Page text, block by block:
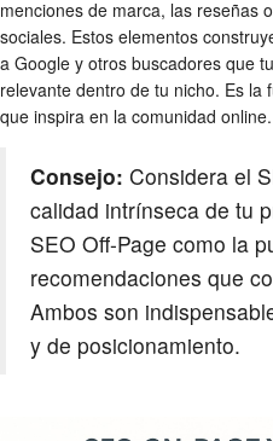
menciones de marca, las reseñas
sociales. Estos elementos
a Google y otros buscadores que
relevante dentro de tu nicho. Es la
que inspira en la comunidad online.
Consejo: Considera el
calidad intrínseca de tu
SEO Off-Page como la
recomendaciones que
Ambos son
y de posicionamiento.